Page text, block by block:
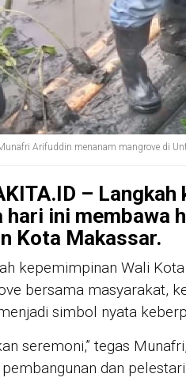
Arifuddin menanam mangrove di
–
hari ini membawa
Kota Makassar.
kepemimpinan Wali
bersama masyarakat,
simbol nyata
seremoni,” tegas
dan